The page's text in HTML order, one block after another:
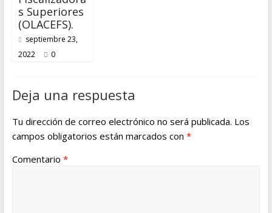
s Superiores
(OLACEFS).
septiembre 23,
2022
0
Deja una respuesta
Tu dirección de correo electrónico no será publicada. Los
campos obligatorios están marcados con *
Comentario *